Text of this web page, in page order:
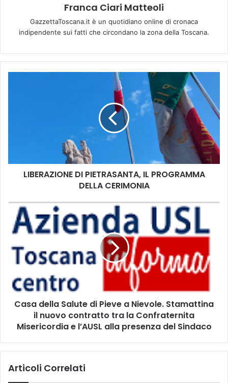
Franca Ciari Matteoli
GazzettaToscana.it è un quotidiano online di cronaca
indipendente sui fatti che circondano la zona della Toscana.
O
I
T
S
A
I
P
LIBERAZIONE DI PIETRASANTA, IL PROGRAMMA
DELLA CERIMONIA
d
d
Casa della Salute di Pieve a Nievole. Stamattina
il nuovo contratto tra la Confraternita
Misericordia e l’AUSL alla presenza del Sindaco
Articoli Correlati